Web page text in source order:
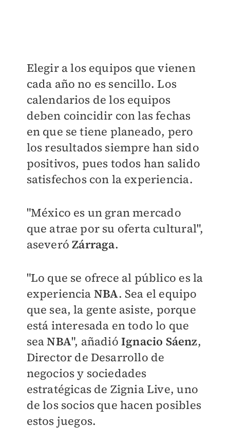
Elegir a los equipos que vienen
cada año no es sencillo. Los
calendarios de los equipos
deben coincidir con las fechas
en que se tiene planeado, pero
los resultados siempre han sido
positivos, pues todos han salido
satisfechos con la experiencia.
"México es un gran mercado
que atrae por su oferta cultural",
aseveróZárraga.
"Lo que se ofrece al público es la
experiencia NBA. Sea el equipo
que sea, la gente asiste, porque
está interesada en todo lo que
seaNBA", añadió Ignacio Sáenz,
Director de Desarrollo de
negocios y sociedades
estratégicas de Zignia Live, uno
de los socios que hacen posibles
estos juegos.